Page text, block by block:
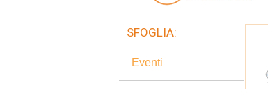
SFOGLIA:
Eventi